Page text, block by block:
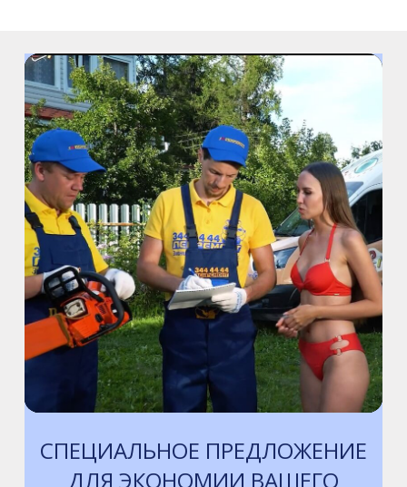
м. Удельная
пр. Энгельса, д.19
Промзона Мягловская, Всеволожский
муниципальный район, Ленинградская
область, ​Круговая улица, д. 47
м. Электросила
ул. Решетникова, д.3
СПЕЦИАЛЬНОЕ ПРЕДЛОЖЕНИЕ
ДЛЯ ЭКОНОМИИ ВАШЕГО